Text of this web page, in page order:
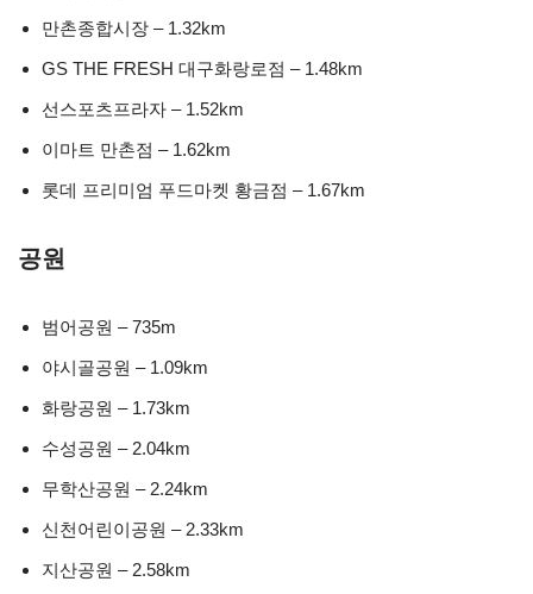
만촌종합시장 – 1.32km
GS THE FRESH 대구화랑로점 – 1.48km
선스포츠프라자 – 1.52km
이마트 만촌점 – 1.62km
롯데 프리미엄 푸드마켓 황금점 – 1.67km
공원
범어공원 – 735m
야시골공원 – 1.09km
화랑공원 – 1.73km
수성공원 – 2.04km
무학산공원 – 2.24km
신천어린이공원 – 2.33km
지산공원 – 2.58km